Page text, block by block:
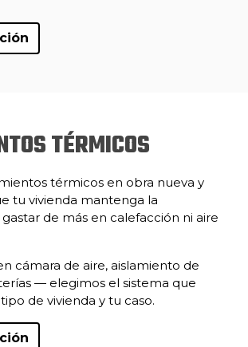
TÉRMICOS
térmicos en obra nueva y
tu vivienda mantenga la
de más en calefacción ni aire
cámara de aire, aislamiento de
— elegimos el sistema que
de vivienda y tu caso.